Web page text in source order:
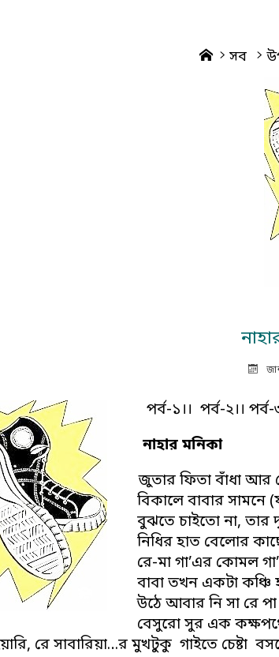
Home
সব
পর্ব-১।। পর্ব-২।। পর্ব-
নাহার মনিকা
জুতার ফিতা বাঁধা আর
বিকালে বাবার সামনে
বুঝতে চাইতো না, তার
নিধির হাত বেলোর
রে-মা গা’এর কোমল
বাবা তখন একটা
উঠে আবার নি সা রে
বেসুরো সুর এক কক্ষপথে
রে সাবারিয়া…র মুখটুকু গাইতে চেষ্টা